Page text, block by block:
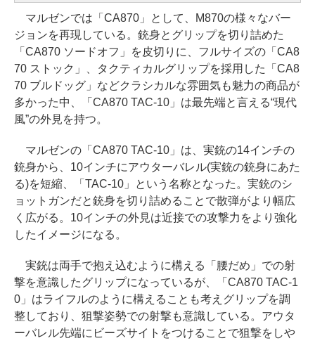
マルゼンでは「CA870」として、M870の様々なバー
ジョンを再現している。銃身とグリップを切り詰めた
「CA870 ソードオフ」を皮切りに、フルサイズの「CA8
70 ストック」、タクティカルグリップを採用した「CA8
70 ブルドッグ」などクラシカルな雰囲気も魅力の商品が
多かった中、「CA870 TAC-10」は最先端と言える“現代
風”の外見を持つ。
マルゼンの「CA870 TAC-10」は、実銃の14インチの
銃身から、10インチにアウターバレル(実銃の銃身にあた
る)を短縮、「TAC-10」という名称となった。実銃のシ
ョットガンだと銃身を切り詰めることで散弾がより幅広
く広がる。10インチの外見は近接での攻撃力をより強化
したイメージになる。
実銃は両手で抱え込むように構える「腰だめ」での射
撃を意識したグリップになっているが、「CA870 TAC-1
0」はライフルのように構えることも考えグリップを調
整しており、狙撃姿勢での射撃も意識している。アウタ
ーバレル先端にビーズサイトをつけることで狙撃をしや